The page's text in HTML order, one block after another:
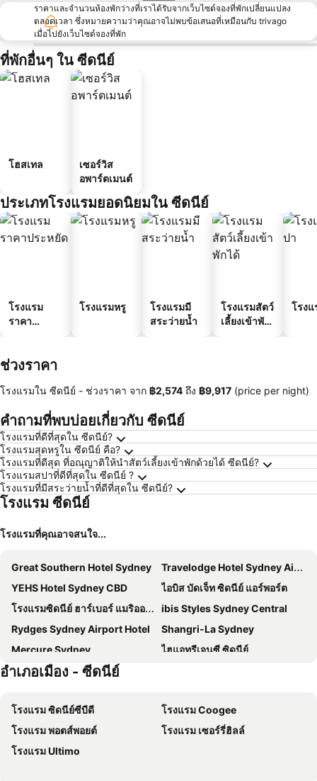
ราคาและจำนวนห้องพักว่างที่เราได้รับจากเว็บไซต์จองที่พักเปลี่ยนแปลง
ตลอดเวลา ซึ่งหมายความว่าคุณอาจไม่พบข้อเสนอที่เหมือนกับ trivago
เมื่อไปยังเว็บไซต์จองที่พัก
ที่พักอื่นๆ ใน ซีดนีย์
โฮสเทล
เซอร์วิส
อพาร์ตเมนต์
ประเภทโรงแรมยอดนิยมใน ซีดนีย์
โรงแรม
ราคา
โรงแรมหรู
โรงแรมมี
สระว่ายน้ำ
โรงแรมสัตว์
เลี้ยงเข้าพัก
โรง
ช่วงราคา
โรงแรมใน ซีดนีย์ - ช่วงราคา จาก ‎฿2,574 ถึง ‎฿9,917 (price per night)
คำถามที่พบบ่อยเกี่ยวกับ ซีดนีย์
โรงแรมที่ดีที่สุดใน ซีดนีย์?
โรงแรมสุดหรูใน ซีดนีย์ คือ?
โรงแรมที่ดีสุด ที่อณุญาติให้นำสัตว์เลี้ยงเข้าพักด้วยได้ ซีดนีย์?
โรงแรมสปาที่ดีที่สุดใน ซีดนีย์ ?
โรงแรมที่มีสระว่ายน้ำที่ดีที่สุดใน ซีดนีย์?
โรงแรม ซีดนีย์
โรงแรมที่คุณอาจสนใจ...
Great Southern Hotel Sydney
Travelodge Hotel Sydney Airport
YEHS Hotel Sydney CBD
ไอบิส บัดเจ็ท ซิดนีย์ แอร์พอร์ต
โรงแรมซิดนีย์ ฮาร์เบอร์ แมริออท แอท เซอร์คิวลาร์ คีย์
ibis Styles Sydney Central
Rydges Sydney Airport Hotel
Shangri-La Sydney
Mercure Sydney
ไฮแอทรีเจนซี ซิดนีย์
ValueSuites Green Square
Hotel Hacienda
โรงแรมโคโรเนชัน
West Hotel Sydney, Curio Collection by Hilton
Glengarry Castle Hotel
โรงแรมโฟร์ซีซั่นส์ ซิดนีย์
อำเภอเมือง - ซีดนีย์
โรงแรม ซิดนีย์ซีบีดี
โรงแรม Coogee
โรงแรม พอตส์พอยต์
โรงแรม เซอร์รี่ฮิลล์
โรงแรม Ultimo